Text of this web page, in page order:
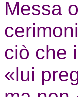
Messa
ciò che
«lui